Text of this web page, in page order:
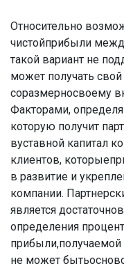
Относительно
чистойприбыли
такой вариант не
может получать
соразмерносвоему
Факторами,
которую получит
вуставной капитал
клиентов,
в развитие и
компании.
является
определения
прибыли,получаемой
не может